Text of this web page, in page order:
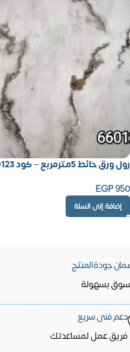
رول ورق حائط 5مترمربع – كود 660123
EGP950
إضافة إلى السلة
جودة المنتج
بسهولة
دعم فنى سريع
فريق عمل لمساعدتك